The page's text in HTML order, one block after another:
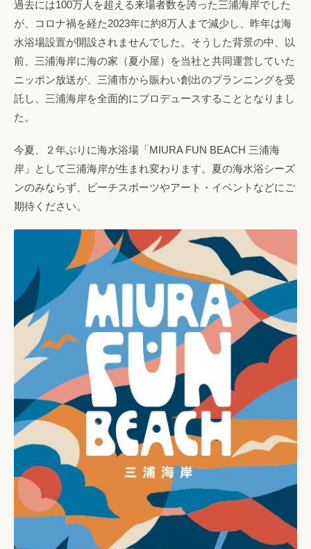
過去には100万人を超える来場者数を誇った三浦海岸でした
が、コロナ禍を経た2023年に約8万人まで減少し、昨年は海
水浴場設置が開設されませんでした。そうした背景の中、以
前、三浦海岸に海の家（夏小屋）を当社と共同運営していた
ニッポン放送が、三浦市から賑わい創出のプランニングを受
託し、三浦海岸を全面的にプロデュースすることとなりまし
た。
今夏、２年ぶりに海水浴場「MIURA FUN BEACH 三浦海
岸」として三浦海岸が生まれ変わります。夏の海水浴シーズ
ンのみならず、ビーチスポーツやアート・イベントなどにご
期待ください。